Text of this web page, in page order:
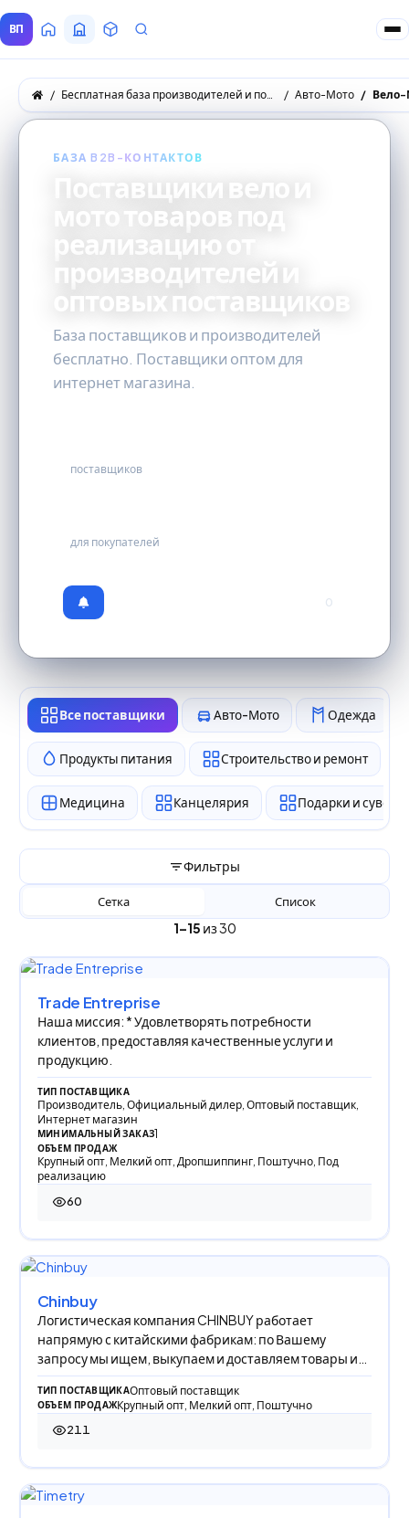
ВП ГлавнаяВсе Поставщики
ТоварыЗапросы покупателей
Бесплатная база производителей и поставщиков товаров оптом Авто-Мото Вело-
БАЗА B2B-КОНТАКТОВ
Поставщики вело и
мото товаров под
реализацию от
производителей и
оптовых поставщиков
База поставщиков и производителей
бесплатно. Поставщики оптом для
интернет магазина.
поставщиков
для покупателей
0
Все поставщики Авто-Мото Одежда
Продукты питания Строительство и ремонт
Медицина Канцелярия Подарки и
Фильтры
1–15 из 30
Сетка Список
Trade Entreprise
Наша миссия: * Удовлетворять потребности
клиентов, предоставляя качественные услуги и
продукцию.
ТИП ПОСТАВЩИКА
Производитель, Официальный дилер, Оптовый поставщик,
Интернет магазин
МИНИМАЛЬНЫЙ ЗАКАЗ1
ОБЪЕМ ПРОДАЖ
Крупный опт, Мелкий опт, Дропшиппинг, Поштучно, Под
реализацию
60
60 просмотров
Chinbuy
Логистическая компания CHINBUY работает
напрямую с китайскими фабрикам: по Вашему
запросу мы ищем, выкупаем и доставляем товары из
Китая в Р
ТИП ПОСТАВЩИКАОптовый поставщик
ОБЪЕМ ПРОДАЖКрупный опт, Мелкий опт, Поштучно
211
211 просмотров